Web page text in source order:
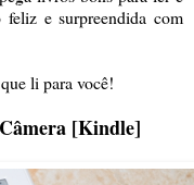
e surpreendida com
li para você!
[Kindle]